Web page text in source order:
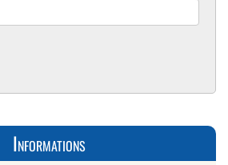
Informations